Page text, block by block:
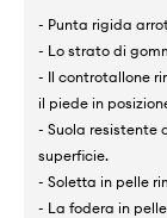
- Punta rigida
- Lo strato di
- Il controtallone
il piede in
- Suola resistente
superficie.
- Soletta in pelle
- La fodera in